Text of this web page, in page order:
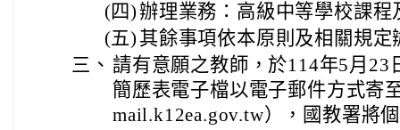
(四)辦理業務：高級中等學校課
(五) 其餘事項依本原則及相關規定
三、 請有意願之教師，於114年5月23
簡歷表電子檔以電子郵件方式寄
mail.k12ea.gov.tw），國教署將